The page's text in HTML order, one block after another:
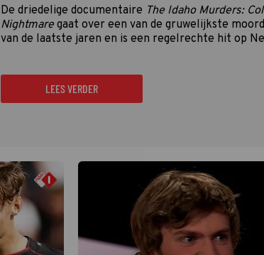
De driedelige documentaire The Idaho Murders:
Nightmare gaat over een van de gruwelijkste
van de laatste jaren en is een regelrechte hit op
LEES VERDER